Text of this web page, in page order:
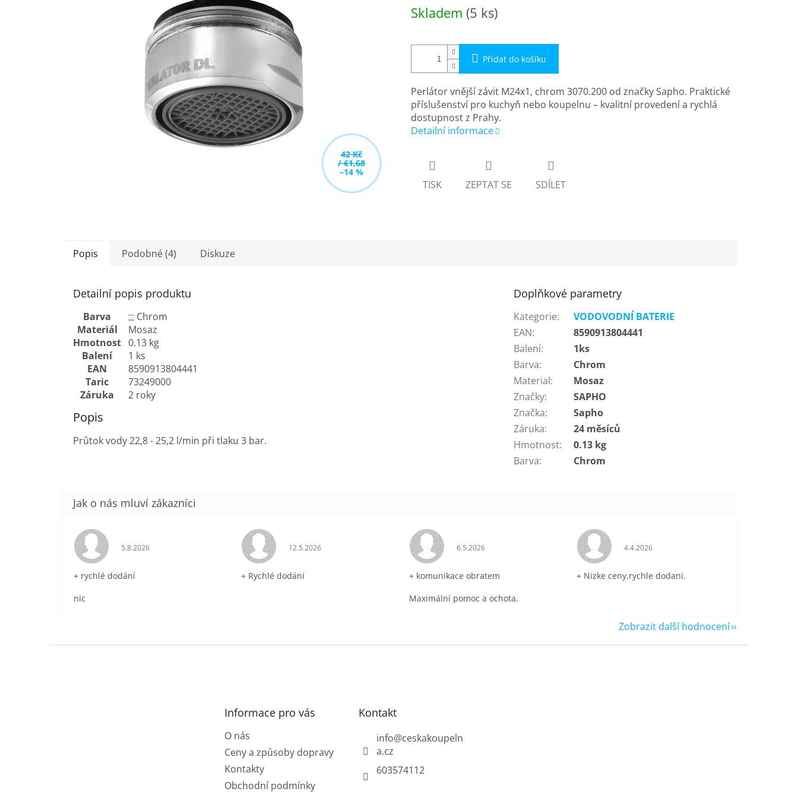
42 Kč
/ €1,68
–14 %
cena:
Skladem (5 ks)
Přidat do košíku
Perlátor vnější závit M24x1, chrom 3070.200 od značky Sapho. Praktické
příslušenství pro kuchyň nebo koupelnu – kvalitní provedení a rychlá
dostupnost z Prahy.
Detailní informace
TISK ZEPTAT SE SDÍLET
Popis Podobné (4) Diskuze
Detailní popis produktu
Barva
Chrom
Materiál
Mosaz
Hmotnost 0.13 kg
Balení
1 ks
EAN
8590913804441
Taric
73249000
Záruka
2 roky
Popis
Průtok vody 22,8 - 25,2 l/min při tlaku 3 bar.
Doplňkové parametry
Kategorie:
VODOVODNÍ BATERIE
EAN:
8590913804441
Balení:
1ks
Barva:
Chrom
Material:
Mosaz
Značky:
SAPHO
Značka:
Sapho
Záruka:
24 měsíců
Hmotnost:
0.13 kg
Barva: Chrom
Hodnocení obchodu je 5 z 5 hvězdiček.
5.8.2026
+ rychlé dodání
nic
Hodnocení obchodu je 5 z 5 hvězdiček.
12.5.2026
+ Rychlé dodání
Hodnocení obchodu je 5 z 5 hvězdiček.
6.5.2026
+ komunikace obratem
Maximální pomoc a ochota.
Hodnocení obchodu je 5 z 5 hvězdiček.
4.4.2026
+ Nizke ceny,rychle dodani.
Zobrazit další hodnocení
Informace pro vás
O nás
Ceny a způsoby dopravy
Kontakty
Obchodní podmínky
Kontakt
info@ceskakoupeln
a.cz
603574112